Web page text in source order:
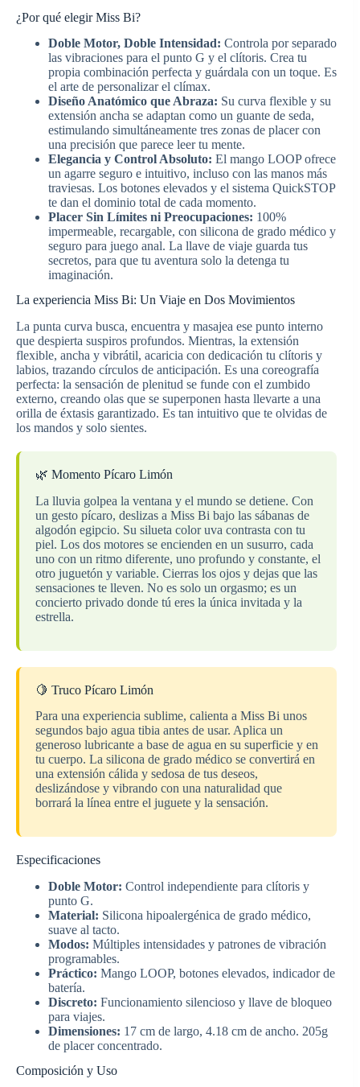
¿Por qué elegir Miss Bi?
Doble Motor, Doble Intensidad: Controla por separado
las vibraciones para el punto G y el clítoris. Crea tu
propia combinación perfecta y guárdala con un toque. Es
el arte de personalizar el clímax.
Diseño Anatómico que Abraza: Su curva flexible y su
extensión ancha se adaptan como un guante de seda,
estimulando simultáneamente tres zonas de placer con
una precisión que parece leer tu mente.
Elegancia y Control Absoluto: El mango LOOP ofrece
un agarre seguro e intuitivo, incluso con las manos más
traviesas. Los botones elevados y el sistema QuickSTOP
te dan el dominio total de cada momento.
Placer Sin Límites ni Preocupaciones: 100%
impermeable, recargable, con silicona de grado médico y
seguro para juego anal. La llave de viaje guarda tus
secretos, para que tu aventura solo la detenga tu
imaginación.
La experiencia Miss Bi: Un Viaje en Dos Movimientos
La punta curva busca, encuentra y masajea ese punto interno
que despierta suspiros profundos. Mientras, la extensión
flexible, ancha y vibrátil, acaricia con dedicación tu clítoris y
labios, trazando círculos de anticipación. Es una coreografía
perfecta: la sensación de plenitud se funde con el zumbido
externo, creando olas que se superponen hasta llevarte a una
orilla de éxtasis garantizado. Es tan intuitivo que te olvidas de
los mandos y solo sientes.
🌿 Momento Pícaro Limón
La lluvia golpea la ventana y el mundo se detiene. Con
un gesto pícaro, deslizas a Miss Bi bajo las sábanas de
algodón egipcio. Su silueta color uva contrasta con tu
piel. Los dos motores se encienden en un susurro, cada
uno con un ritmo diferente, uno profundo y constante, el
otro juguetón y variable. Cierras los ojos y dejas que las
sensaciones te lleven. No es solo un orgasmo; es un
concierto privado donde tú eres la única invitada y la
estrella.
🍋 Truco Pícaro Limón
Para una experiencia sublime, calienta a Miss Bi unos
segundos bajo agua tibia antes de usar. Aplica un
generoso lubricante a base de agua en su superficie y en
tu cuerpo. La silicona de grado médico se convertirá en
una extensión cálida y sedosa de tus deseos,
deslizándose y vibrando con una naturalidad que
borrará la línea entre el juguete y la sensación.
Especificaciones
Doble Motor: Control independiente para clítoris y
punto G.
Material: Silicona hipoalergénica de grado médico,
suave al tacto.
Modos: Múltiples intensidades y patrones de vibración
programables.
Práctico: Mango LOOP, botones elevados, indicador de
batería.
Discreto: Funcionamiento silencioso y llave de bloqueo
para viajes.
Dimensiones: 17 cm de largo, 4.18 cm de ancho. 205g
de placer concentrado.
Composición y Uso